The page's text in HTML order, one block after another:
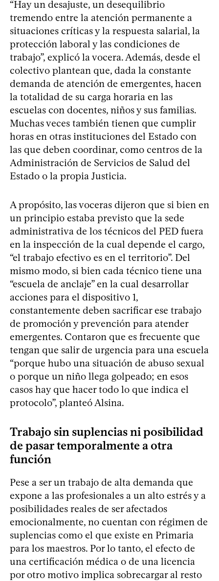
“Hay un desajuste, un desequilibrio
tremendo entre la atención permanente a
situaciones críticas y la respuesta salarial, la
protección laboral y las condiciones de
trabajo”, explicó la vocera. Además, desde el
colectivo plantean que, dada la constante
demanda de atención de emergentes, hacen
la totalidad de su carga horaria en las
escuelas con docentes, niños y sus familias.
Muchas veces también tienen que cumplir
horas en otras instituciones del Estado con
las que deben coordinar, como centros de la
Administración de Servicios de Salud del
Estado o la propia Justicia.
A propósito, las voceras dijeron que si bien en
un principio estaba previsto que la sede
administrativa de los técnicos del PED fuera
en la inspección de la cual depende el cargo,
“el trabajo efectivo es en el territorio”. Del
mismo modo, si bien cada técnico tiene una
“escuela de anclaje” en la cual desarrollar
acciones para el dispositivo 1,
constantemente deben sacrificar ese trabajo
de promoción y prevención para atender
emergentes. Contaron que es frecuente que
tengan que salir de urgencia para una escuela
“porque hubo una situación de abuso sexual
o porque un niño llega golpeado; en esos
casos hay que hacer todo lo que indica el
protocolo”, planteó Alsina.
Trabajo sin suplencias ni posibilidad
de pasar temporalmente a otra
función
Pese a ser un trabajo de alta demanda que
expone a las profesionales a un alto estrés y a
posibilidades reales de ser afectados
emocionalmente, no cuentan con régimen de
suplencias como el que existe en Primaria
para los maestros. Por lo tanto, el efecto de
una certificación médica o de una licencia
por otro motivo implica sobrecargar al resto